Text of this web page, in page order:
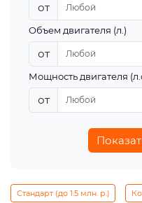
от
Объем двигателя (л.)
от
Мощность двигателя
от
Стандарт (до 1.5 млн. р.)